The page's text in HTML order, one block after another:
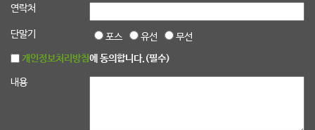
연락처
단말기 포스 유선
무선
개인정보처리방침에 동의합니다.(필수)
내용